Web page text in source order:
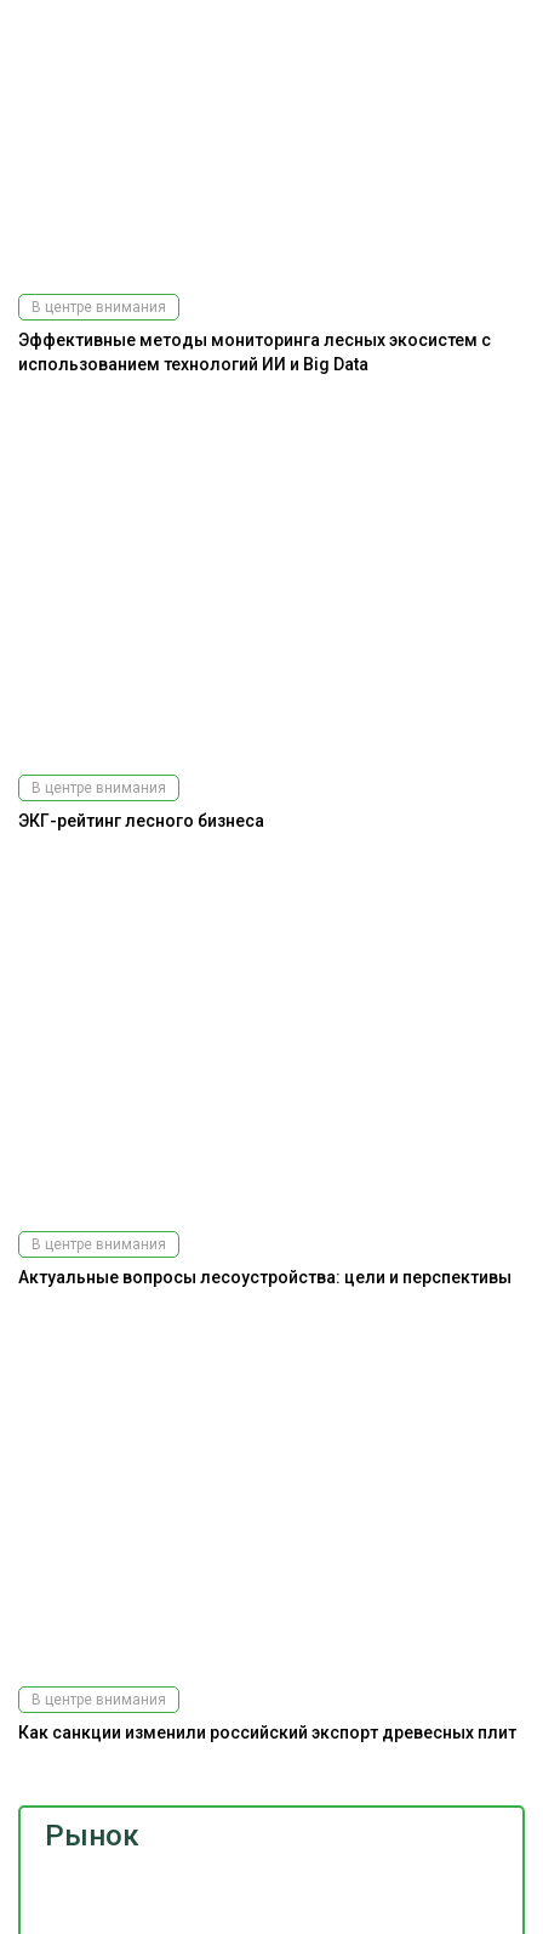
Рынок
В центре внимания
Эффективные методы мониторинга лесных экосистем с
использованием технологий ИИ и Big Data
В центре внимания
ЭКГ-рейтинг лесного бизнеса
В центре внимания
Актуальные вопросы лесоустройства: цели и перспективы
В центре внимания
Как санкции изменили российский экспорт древесных плит